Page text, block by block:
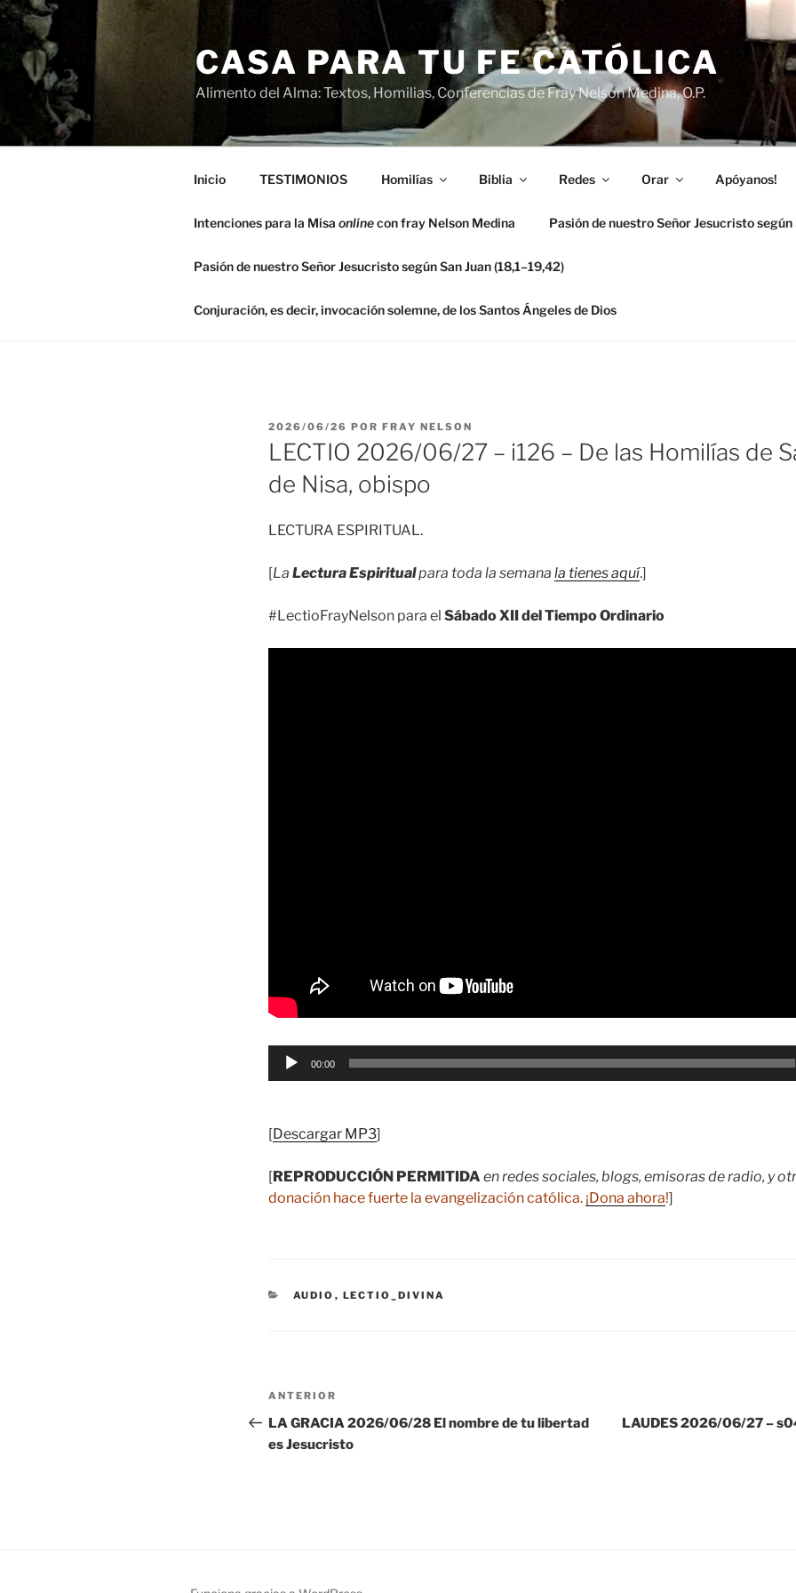
Saltar
contenido
CASA PARA TU FE CATÓLICA
Alimento del Alma: Textos, Homilias, Conferencias de Fray Nelson Medina, O.P.
Inicio TESTIMONIOS Homilías Biblia Redes Orar Apóyanos!
Intenciones para la Misa onlinecon fray Nelson Medina Pasión de nuestro Señor Jesucristo
Pasión de nuestro Señor Jesucristo según San Juan (18,1–19,42)
Conjuración, es decir, invocación solemne, de los Santos Ángeles de Dios
PUBLICADO
EL
2026/06/26 POR FRAY NELSON
LECTIO 2026/06/27 – i126 – De las Homilías de
de Nisa, obispo
LECTURA ESPIRITUAL.
[La Lectura Espiritualpara toda la semana la tienes aquí.]
#LectioFrayNelson para el Sábado XII del Tiempo Ordinario
Reproductor
00:00
[Descargar MP3]
[REPRODUCCIÓN PERMITIDA en redes sociales, blogs, emisoras de radio, y
donación hace fuerte la evangelización católica. ¡Dona ahora!]
CATEGORÍAS
AUDIO , LECTIO_DIVINA
Navegación
de
entradas
Entrada
anterior:
ANTERIOR
LA GRACIA 2026/06/28 El nombre de tu libertad
es Jesucristo
LAUDES 2026/06/27 –